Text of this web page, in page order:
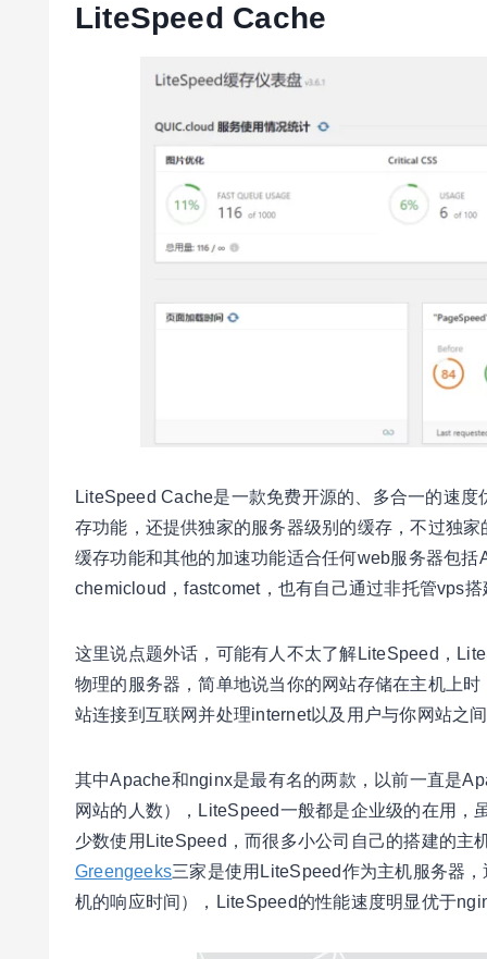
LiteSpeed Cache
LiteSpeed Cache是一款免费开源的、多合一的速
存功能，还提供独家的服务器级别的缓存，不过独
缓存功能和其他的加速功能适合任何web服务器包
chemicloud，fastcomet，也有自己通过非托管vps
这里说点题外话，可能有人不太了解LiteSpeed，
物理的服务器，简单地说当你的网站存储在主机上
站连接到互联网并处理internet以及用户与你网站之
其中Apache和nginx是最有名的两款，以前一直是
网站的人数），LiteSpeed一般都是企业级的在用
少数使用LiteSpeed，而很多小公司自己的搭建的主
Greengeeks三家是使用LiteSpeed作为主机服务器
机的响应时间），LiteSpeed的性能速度明显优于